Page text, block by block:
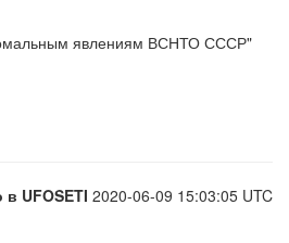
явлениям ВСНТО СССР"
UFOSETI 2020-06-09 15:03:05 UTC